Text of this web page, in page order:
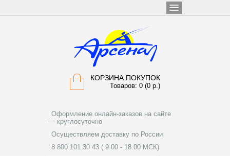
КОРЗИНА ПОКУПОК
Товаров: 0 (0 р.)
Оформление онлайн-заказов на сайте
— круглосуточно
Осуществляем доставку по России
8 800 101 30 43 ( 9:00 - 18:00 МСК)